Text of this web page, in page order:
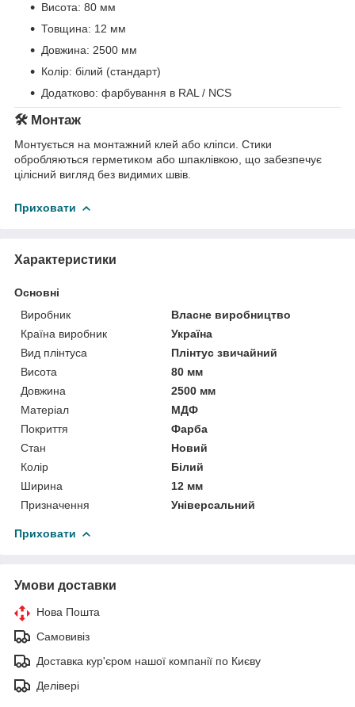
Висота: 80 мм
Товщина: 12 мм
Довжина: 2500 мм
Колір: білий (стандарт)
Додатково: фарбування в RAL / NCS
🛠️ Монтаж
Монтується на монтажний клей або кліпси. Стики
обробляються герметиком або шпаклівкою, що забезпечує
цілісний вигляд без видимих швів.
Приховати
Характеристики
Основні
Виробник
Власне виробництво
Країна виробник
Україна
Вид плінтуса
Плінтус звичайний
Висота
80 мм
Довжина
2500 мм
Матеріал
МДФ
Покриття
Фарба
Стан
Новий
Колір
Білий
Ширина
12 мм
Призначення
Універсальний
Приховати
Умови доставки
Нова Пошта
Самовивіз
Доставка кур'єром нашої компанії по Києву
Делівері